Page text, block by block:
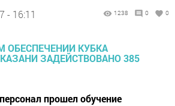
- 16:11 1238 0 0
прошел обучение